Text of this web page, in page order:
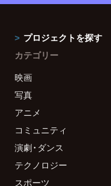
プロジェクトを探す
カテゴリー
映画
写真
アニメ
コミュニティ
演劇・ダンス
テクノロジー
スポーツ